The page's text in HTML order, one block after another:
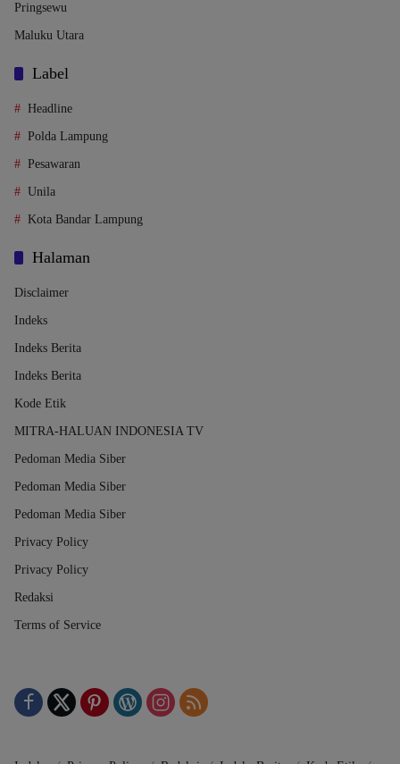
Pringsewu
Maluku Utara
Label
Headline
Polda Lampung
Pesawaran
Unila
Kota Bandar Lampung
Halaman
Disclaimer
Indeks
Indeks Berita
Indeks Berita
Kode Etik
MITRA-HALUAN INDONESIA TV
Pedoman Media Siber
Pedoman Media Siber
Pedoman Media Siber
Privacy Policy
Privacy Policy
Redaksi
Terms of Service